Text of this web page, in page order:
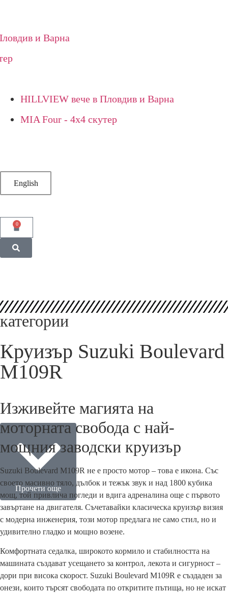
и Варна
HILLVIEW вече в Пловдив и Варна
MIA Four - 4х4 скутер
English
0
категории
Круизър Suzuki Boulevard
M109R
Изживейте магията на
моторната свобода с най-
мощния заводски круизър
Suzuki Boulevard M109R не е просто мотор – това е икона. Със
своето масивно тяло, дълбок и тежък звук и над 1800 кубика
мощ, той привлича погледи и вдига адреналина още с първото
завъртане на двигателя. Съчетавайки класическа круизър визия
с модерна инженерия, този мотор предлага не само стил, но и
удивително гладко и мощно возене.
Комфортната седалка, широкото кормило и стабилността на
машината създават усещането за контрол, лекота и сигурност –
дори при висока скорост. Suzuki Boulevard M109R е създаден за
онези, които търсят свободата по откритите пътища, но не искат
Прочети още